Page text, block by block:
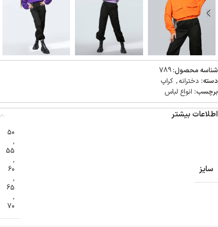
شناسه محصول:789
دسته: دخترانه, کراپ
برچسب: انواع لباس
اطلاعات بیشتر
سایز
50
,
55
,
60
,
65
,
70